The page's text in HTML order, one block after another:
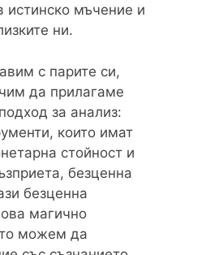
истинско мъчение и
ни.
с парите си,
да прилагаме
за анализ:
които имат
стойност и
безценна
безценна
магично
можем да